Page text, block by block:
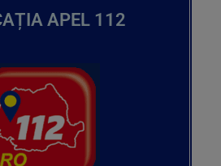
APEL 112